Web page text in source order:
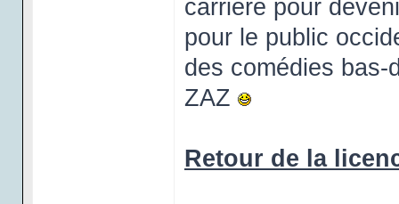
carrière pour
pour le public
des comédies bas-
ZAZ
Retour de la